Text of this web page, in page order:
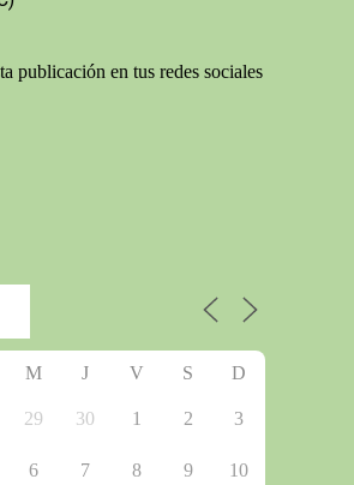
publicación en tus redes sociales
M J V S D
29 30 1 2 3
6 7 8 9 10